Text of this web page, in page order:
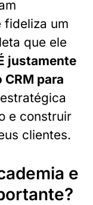
fideliza um
que ele
justamente
para
e construir
clientes.
e